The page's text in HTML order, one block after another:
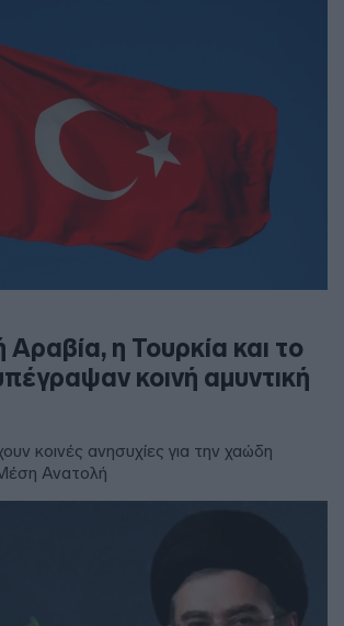
Αραβία, η Τουρκία και το
κοινή αμυντική
κοινές ανησυχίες για την χαώδη
Ανατολή